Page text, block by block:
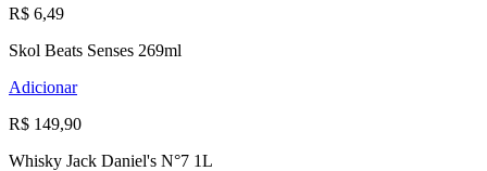
R$ 6,49
Skol Beats Senses 269ml
Adicionar
R$ 149,90
Whisky Jack Daniel's N°7 1L